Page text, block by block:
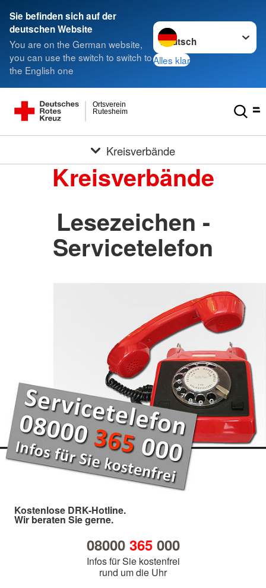
Sie befinden sich auf der
deutschen Website
You are on the German website,
you can use the switch to switch to
the English one
Sprache wechseln zu
Alles klar
Rutesheim
Ortsverein
Kreisverbände
Kreisverbände
Lesezeichen -
Servicetelefon
Kostenlose DRK-Hotline.
Wir beraten Sie gerne.
08000 365000
Infos für Sie kostenfrei
rund um die Uhr